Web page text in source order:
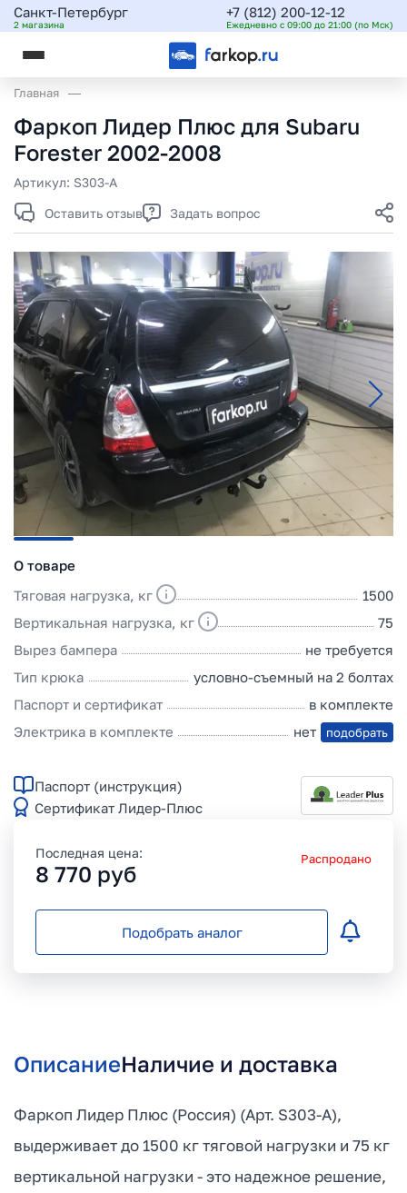
Санкт-Петербург
2 магазина
+7 (812) 200-12-12
Ежедневно с 09:00 до 21:00 (по Мск)
Главная
Фаркоп Лидер Плюс для Subaru
Forester 2002-2008
Артикул: S303-A
Оставить отзыв
Задать вопрос
О товаре
Тяговая нагрузка, кг
1500
Вертикальная нагрузка, кг
75
Вырез бампера
не требуется
Тип крюка
условно-съемный на 2 болтах
Паспорт и сертификат
в комплекте
Электрика в комплекте
нет подобрать
Паспорт (инструкция)
Сертификат Лидер-Плюс
Последная цена:
8 770 руб
Распродано
Подобрать аналог
ОписаниеНаличие и доставка
Фаркоп Лидер Плюс (Россия) (Арт. S303-A),
выдерживает до 1500 кг тяговой нагрузки и 75 кг
вертикальной нагрузки - это надежное решение,